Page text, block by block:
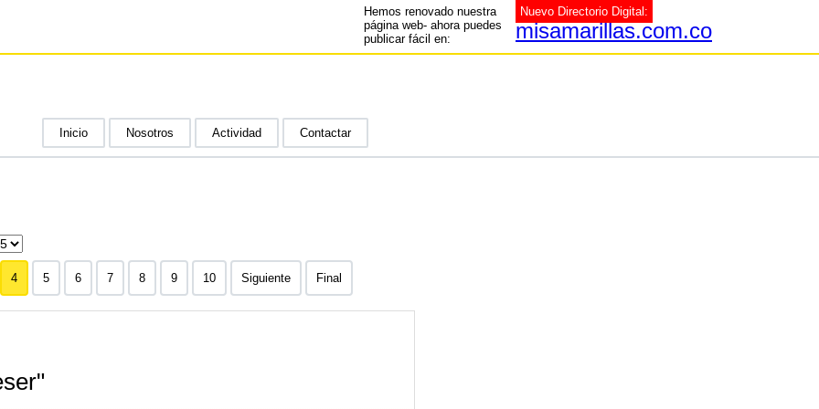
Hemos renovado nuestra
página web- ahora puedes
publicar fácil en:
Nuevo Directorio Digital:
misamarillas.com.co
Inicio Nosotros Actividad Contactar
4 5 6 7 8 9 10 Siguiente Final